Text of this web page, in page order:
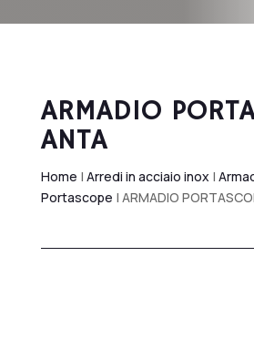
ARMADIO
ANTA
Home | Arredi in acciaio inox |
Portascope | ARMADIO